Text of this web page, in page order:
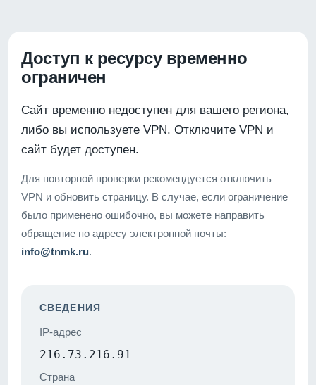
Доступ к ресурсу временно
ограничен
Сайт временно недоступен для вашего региона,
либо вы используете VPN. Отключите VPN и
сайт будет доступен.
Для повторной проверки рекомендуется отключить
VPN и обновить страницу. В случае, если ограничение
было применено ошибочно, вы можете направить
обращение по адресу электронной почты:
info@tnmk.ru.
СВЕДЕНИЯ
IP-адрес
216.73.216.91
Страна